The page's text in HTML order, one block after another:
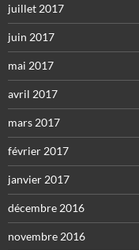
juillet 2017
juin 2017
mai 2017
avril 2017
mars 2017
février 2017
janvier 2017
décembre 2016
novembre 2016